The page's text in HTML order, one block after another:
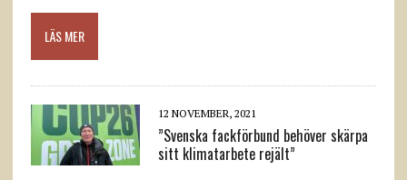
LÄS MER
12 NOVEMBER, 2021
”Svenska fackförbund behöver skärpa
sitt klimatarbete rejält”